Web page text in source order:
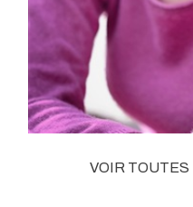
VOIR TOUTES